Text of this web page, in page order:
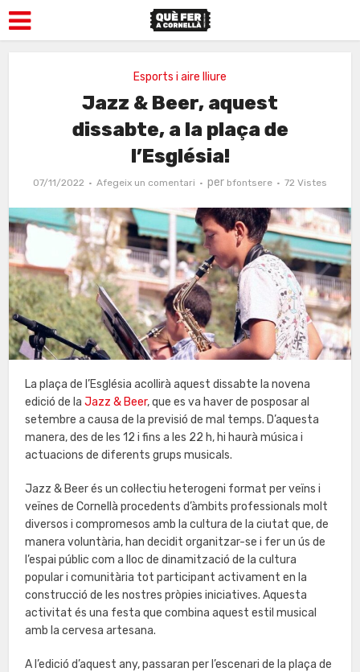
Esports i aire lliure
Jazz & Beer, aquest
dissabte, a la plaça de
l’Església!
07/11/2022 Afegeix un comentari per bfontsere 72 Vistes
La plaça de l’Església acollirà aquest dissabte la novena
edició de laJazz & Beer, que es va haver de posposar al
setembre a causa de la previsió de mal temps. D’aquesta
manera, des de les 12 i fins a les 22 h, hi haurà música i
actuacions de diferents grups musicals.
Jazz & Beer és un col·lectiu heterogeni format per veïns i
veïnes de Cornellà procedents d’àmbits professionals molt
diversos i compromesos amb la cultura de la ciutat que, de
manera voluntària, han decidit organitzar-se i fer un ús de
l’espai públic com a lloc de dinamització de la cultura
popular i comunitària tot participant activament en la
construcció de les nostres pròpies iniciatives. Aquesta
activitat és una festa que combina aquest estil musical
amb la cervesa artesana.
A l’edició d’aquest any, passaran per l’escenari de la plaça de